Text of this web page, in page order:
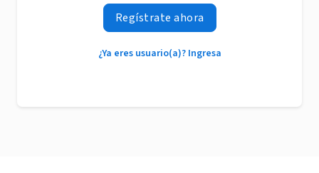
Regístrate ahora
¿Ya eres usuario(a)? Ingresa